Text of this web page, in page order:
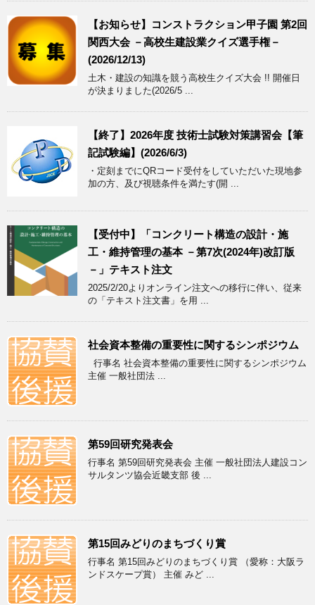
【お知らせ】コンストラクション甲子園 第2回
関西大会 －高校生建設業クイズ選手権－
(2026/12/13)
土木・建設の知識を競う高校生クイズ大会 !! 開催日
が決まりました(2026/5 ...
【終了】2026年度 技術士試験対策講習会【筆
記試験編】(2026/6/3)
・定刻までにQRコード受付をしていただいた現地参
加の方、及び視聴条件を満たす(開 ...
【受付中】「コンクリート構造の設計・施
工・維持管理の基本 －第7次(2024年)改訂版
－」テキスト注文
2025/2/20よりオンライン注文への移行に伴い、従来
の「テキスト注文書」を用 ...
社会資本整備の重要性に関するシンポジウム
行事名 社会資本整備の重要性に関するシンポジウム
主催 一般社団法 ...
第59回研究発表会
行事名 第59回研究発表会 主催 一般社団法人建設コン
サルタンツ協会近畿支部 後 ...
第15回みどりのまちづくり賞
行事名 第15回みどりのまちづくり賞 （愛称：大阪ラ
ンドスケープ賞） 主催 みど ...